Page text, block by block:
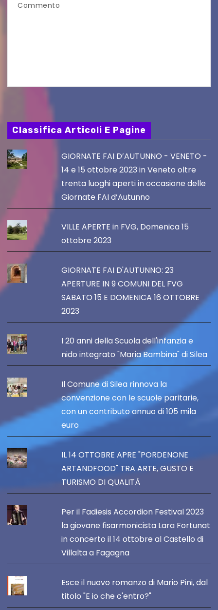
Commento
Classifica Articoli E Pagine
GIORNATE FAI D’AUTUNNO - VENETO -
14 e 15 ottobre 2023 in Veneto oltre
trenta luoghi aperti in occasione delle
Giornate FAI d’Autunno
VILLE APERTE in FVG, Domenica 15
ottobre 2023
GIORNATE FAI D'AUTUNNO: 23
APERTURE IN 9 COMUNI DEL FVG
SABATO 15 E DOMENICA 16 OTTOBRE
2023
I 20 anni della Scuola dell'infanzia e
nido integrato "Maria Bambina" di Silea
Il Comune di Silea rinnova la
convenzione con le scuole paritarie,
con un contributo annuo di 105 mila
euro
IL 14 OTTOBRE APRE "PORDENONE
ARTANDFOOD" TRA ARTE, GUSTO E
TURISMO DI QUALITÀ
Per il Fadiesis Accordion Festival 2023
la giovane fisarmonicista Lara Fortunat
in concerto il 14 ottobre al Castello di
Villalta a Fagagna
Esce il nuovo romanzo di Mario Pini, dal
titolo "E io che c'entro?"